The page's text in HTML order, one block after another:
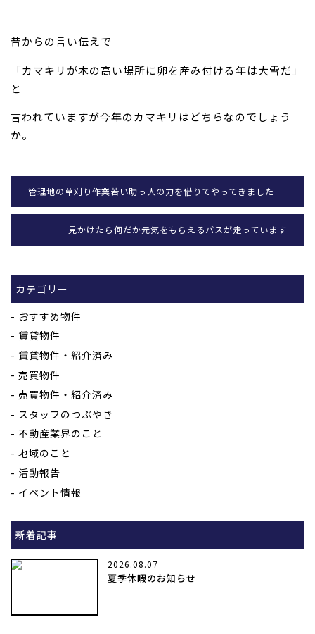
昔からの言い伝えで
「カマキリが木の高い場所に卵を産み付ける年は大雪だ」
と
言われていますが今年のカマキリはどちらなのでしょう
か。
管理地の草刈り作業若い助っ人の力を借りてやってきました
見かけたら何だか元気をもらえるバスが走っています
カテゴリー
おすすめ物件
賃貸物件
賃貸物件・紹介済み
売買物件
売買物件・紹介済み
スタッフのつぶやき
不動産業界のこと
地域のこと
活動報告
イベント情報
新着記事
2026.08.07
夏季休暇のお知らせ